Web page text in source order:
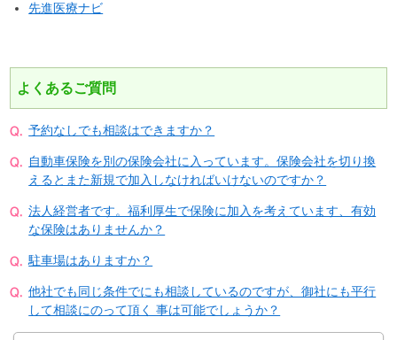
先進医療ナビ
よくあるご質問
予約なしでも相談はできますか？
自動車保険を別の保険会社に入っています。保険会社を切り換
えるとまた新規で加入しなければいけないのですか？
法人経営者です。福利厚生で保険に加入を考えています、有効
な保険はありませんか？
駐車場はありますか？
他社でも同じ条件でにも相談しているのですが、御社にも平行
して相談にのって頂く 事は可能でしょうか？